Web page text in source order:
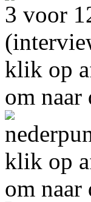
3 voor
klik op
om naar
klik op
om naar